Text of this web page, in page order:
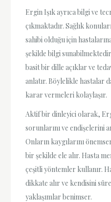
Ergin Işık ayrıca bilgi ve
çıkmaktadır. Sağlık
sahibi olduğu için
şekilde bilgi
basit bir dille açıklar ve
anlatır. Böylelikle hastalar
karar vermeleri kolaylaşır.
Aktif bir dinleyici olarak,
sorunlarını ve endişelerini
Onların kaygılarını
bir şekilde ele alır. Hasta
çeşitli yöntemler kullanır.
dikkate alır ve kendisini
yaklaşımlar benimser.